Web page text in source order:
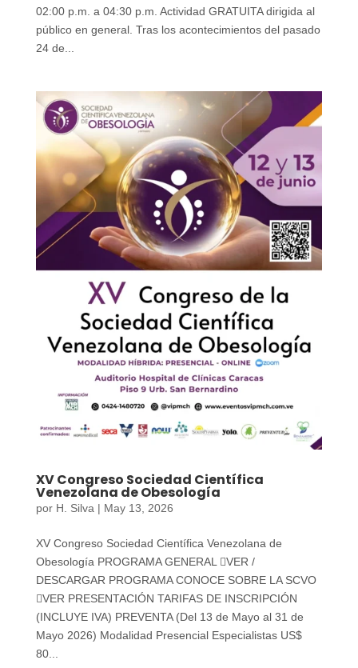
02:00 p.m. a 04:30 p.m. Actividad GRATUITA dirigida al
público en general. Tras los acontecimientos del pasado
24 de...
XV Congreso Sociedad Científica
Venezolana de Obesología
por H. Silva | May 13, 2026
XV Congreso Sociedad Científica Venezolana de
Obesología PROGRAMA GENERAL VER /
DESCARGAR PROGRAMA CONOCE SOBRE LA SCVO
VER PRESENTACIÓN TARIFAS DE INSCRIPCIÓN
(INCLUYE IVA) PREVENTA (Del 13 de Mayo al 31 de
Mayo 2026) Modalidad Presencial Especialistas US$
80...